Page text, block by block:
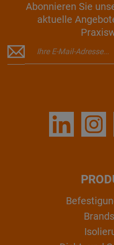
Abonnieren Sie
aktuelle